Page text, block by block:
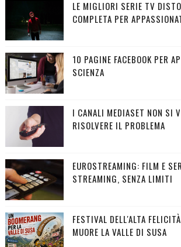
LE MIGLIORI SERIE TV
COMPLETA PER
10 PAGINE FACEBOOK PER
SCIENZA
I CANALI MEDIASET NON SI
RISOLVERE IL PROBLEMA
EUROSTREAMING: FILM E
STREAMING, SENZA LIMITI
FESTIVAL DELL'ALTA
MUORE LA VALLE DI SUSA